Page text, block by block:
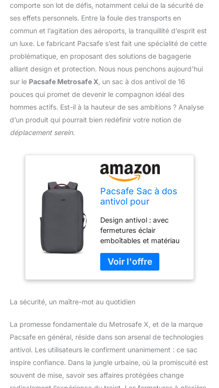
comporte son lot de défis, notamment celui de la sécurité de
ses effets personnels. Entre la foule des transports en
commun et l’agitation des aéroports, la tranquillité d’esprit est
un luxe. Le fabricant Pacsafe s’est fait une spécialité de cette
problématique, en proposant des solutions de bagagerie
alliant design et protection. Nous nous penchons aujourd’hui
sur le Pacsafe Metrosafe X , un sac à dos antivol de 16
pouces qui promet de devenir le compagnon idéal des
hommes actifs. Est-il à la hauteur de ses ambitions ? Analyse
d’un produit qui pourrait bien redéfinir votre notion de
déplacement serein.
Pacsafe Sac à dos
antivol pour
taille unique
Design antivol : avec
fermetures éclair
emboîtables et matériau
acier léger) pour éviter le
vol et poche de blocage
RFID pour garder les
d'identité en sécurité. Le
et verrouillé aux fixations
avec une sangle
être verrouillé aux
fixations : avec la sangle
d'ancrage renforcée en
fil, le sac peut être
La sécurité, un maître-mot au quotidien
La promesse fondamentale du Metrosafe X, et de la marque
Pacsafe en général, réside dans son arsenal de technologies
antivol. Les utilisateurs le confirment unanimement : ce sac
inspire confiance. Dans la jungle urbaine, où la promiscuité est
souvent de mise, savoir ses affaires protégées change